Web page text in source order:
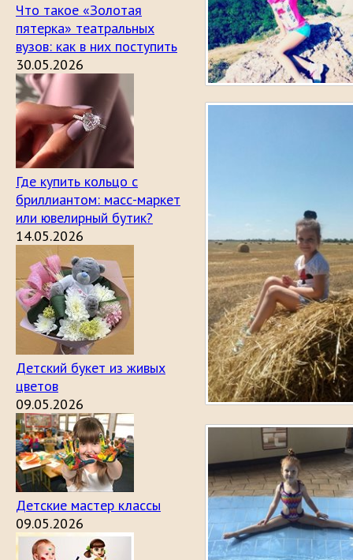
Что такое «Золотая
пятерка» театральных
вузов: как в них поступить
30.05.2026
Где купить кольцо с
бриллиантом: масс-маркет
или ювелирный бутик?
14.05.2026
Детский букет из живых
цветов
09.05.2026
Детские мастер классы
09.05.2026